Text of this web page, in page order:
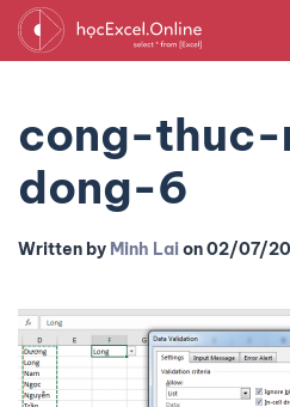
cong-thuc-
dong-6
Written by Minh Laion02/07/